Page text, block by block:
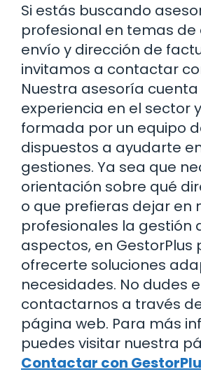
Si estás buscando
profesional en temas de
envío y dirección de
invitamos a contactar
Nuestra asesoría
experiencia en el sector
formada por un equipo
dispuestos a ayudarte
gestiones. Ya sea que
orientación sobre qué
o que prefieras dejar en
profesionales la gestión
aspectos, en GestorPlus
ofrecerte soluciones
necesidades. No dudes
contactarnos a través
página web. Para más
puedes visitar nuestra
Contactar con